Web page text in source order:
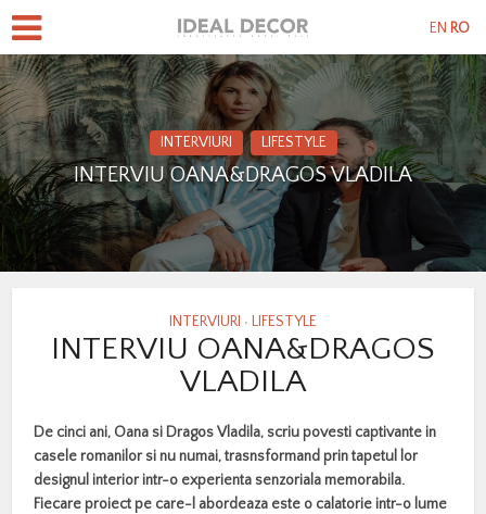
INTERVIURI LIFESTYLE
INTERVIU OANA&DRAGOS VLADILA
INTERVIURI • LIFESTYLE
INTERVIU OANA&DRAGOS
VLADILA
De cinci ani, Oana si Dragos Vladila, scriu povesti captivante in
casele romanilor si nu numai, trasnsformand prin tapetul lor
designul interior intr-o experienta senzoriala memorabila.
Fiecare proiect pe care-l abordeaza este o calatorie intr-o lume
EN RO